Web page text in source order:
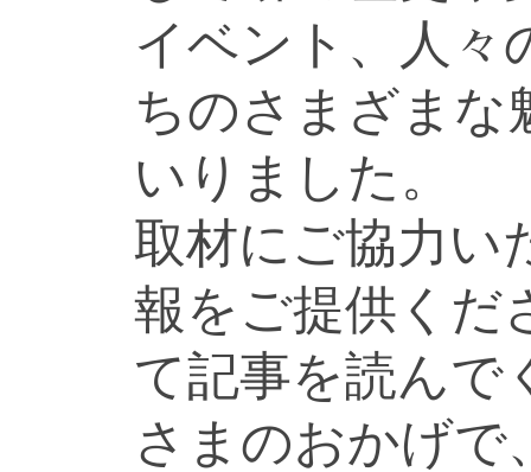
イベント、人々
ちのさまざまな
いりました。
取材にご協力い
報をご提供くだ
て記事を読んで
さまのおかげで